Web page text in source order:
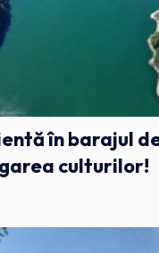
în barajul
culturilor!